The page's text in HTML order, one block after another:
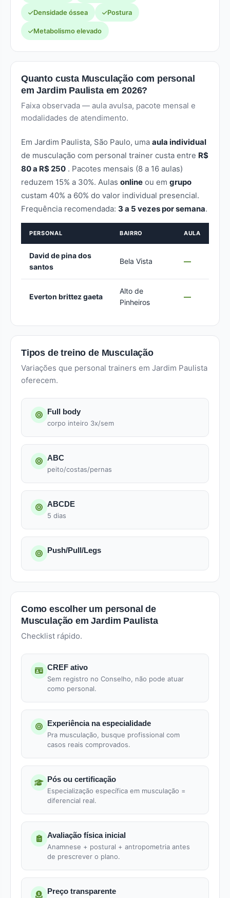
Densidade óssea Postura
Metabolismo elevado
Quanto custa Musculação com personal
em Jardim Paulista em 2026?
Faixa observada — aula avulsa, pacote mensal e
modalidades de atendimento.
Em Jardim Paulista, São Paulo, uma aula individual
de musculação com personal trainer custa entre R$
80 a R$ 250 . Pacotes mensais (8 a 16 aulas)
reduzem 15% a 30%. Aulas online ou em grupo
custam 40% a 60% do valor individual presencial.
Frequência recomendada: 3 a 5 vezes por semana.
PERSONAL BAIRRO AULA
David de pina dos
santos
Bela Vista —
Everton brittez gaeta
Alto de
Pinheiros
—
Tipos de treino de Musculação
Variações que personal trainers em Jardim Paulista
oferecem.
Full body
corpo inteiro 3x/sem
ABC
peito/costas/pernas
ABCDE
5 dias
Push/Pull/Legs
Como escolher um personal de
Musculação em Jardim Paulista
Checklist rápido.
CREF ativo
Sem registro no Conselho, não pode atuar
como personal.
Experiência na especialidade
Pra musculação, busque profissional com
casos reais comprovados.
Pós ou certificação
Especialização específica em musculação =
diferencial real.
Avaliação física inicial
Anamnese + postural + antropometria antes
de prescrever o plano.
Preço transparente